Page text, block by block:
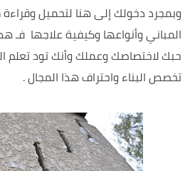
وبمجرد دخولك إلى هنا لتحميل
المباني وأنواعها وكيفية علاجها فـ
حبك لاختصاصك وعملك وأنك تود تعلم
تخصص البناء واحتراف هذا المجال .